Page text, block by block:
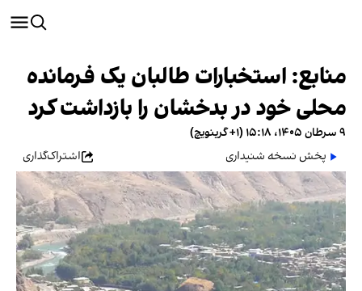
منابع: استخبارات طالبان یک فرمانده
محلی خود در بدخشان را بازداشت کرد
۹ سرطان ۱۴۰۵، ۱۵:۱۸ (‎+۱ گرینویچ)
پخش نسخه شنیداری
اشتراک‌گذاری